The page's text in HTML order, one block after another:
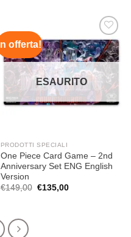
In offerta!
Aggiungi
alla lista
dei
desideri
ESAURITO
PRODOTTI SPECIALI
One Piece Card Game – 2nd
Anniversary Set ENG English
Version
€149,00 Il
€135,00Il